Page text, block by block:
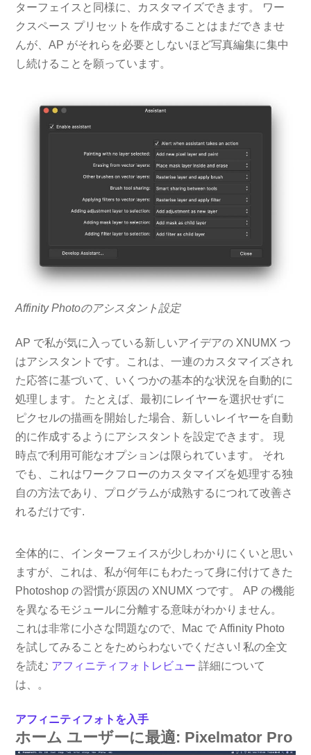
ターフェイスと同様に、カスタマイズできます。 ワー
クスペース プリセットを作成することはまだできませ
んが、AP がそれらを必要としないほど写真編集に集中
し続けることを願っています。
Affinity Photoのアシスタント設定
AP で私が気に入っている新しいアイデアの XNUMX つ
はアシスタントです。これは、一連のカスタマイズされ
た応答に基づいて、いくつかの基本的な状況を自動的に
処理します。 たとえば、最初にレイヤーを選択せず​​に
ピクセルの描画を開始した場合、新しいレイヤーを自動
的に作成するようにアシスタントを設定できます。 現
時点で利用可能なオプションは限られています。 それ
でも、これはワークフローのカスタマイズを処理する独
自の方法であり、プログラムが成熟するにつれて改善さ
れるだけです.
全体的に、インターフェイスが少しわかりにくいと思い
ますが、これは、私が何年にもわたって身に付けてきた
Photoshop の習慣が原因の XNUMX つです。 AP の機能
を異なるモジュールに分離する意味がわかりません。
これは非常に小さな問題なので、Mac で Affinity Photo
を試してみることをためらわないでください! 私の全文
を読む アフィニティフォトレビュー 詳細について
は、。
アフィニティフォトを入手
ホーム ユーザーに最適: Pixelmator Pro